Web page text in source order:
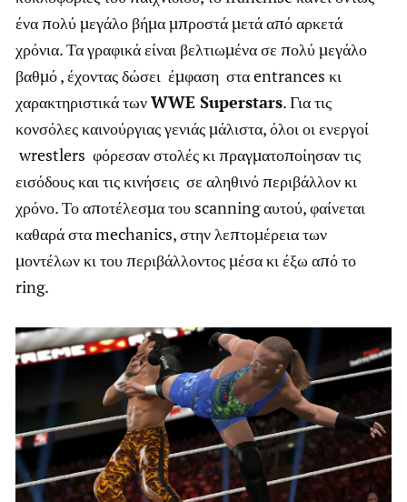
ένα πολύ μεγάλο βήμα μπροστά μετά από αρκετά
χρόνια. Τα γραφικά είναι βελτιωμένα σε πολύ μεγάλο
βαθμό , έχοντας δώσει έμφαση στα entrances κι
χαρακτηριστικά τωνWWE Superstars. Για τις
κονσόλες καινούργιας γενιάς μάλιστα, όλοι οι ενεργοί
wrestlers φόρεσαν στολές κι πραγματοποίησαν τις
εισόδους και τις κινήσεις σε αληθινό περιβάλλον κι
χρόνο. Το αποτέλεσμα του scanning αυτού, φαίνεται
καθαρά στα mechanics, στην λεπτομέρεια των
μοντέλων κι του περιβάλλοντος μέσα κι έξω από το
ring.